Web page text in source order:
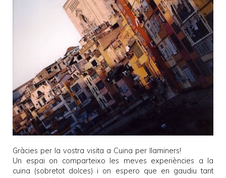
Gràcies per la vostra visita a Cuina per llaminers!
Un espai on comparteixo les meves experiències a la
cuina (sobretot dolces) i on espero que en gaudiu tant